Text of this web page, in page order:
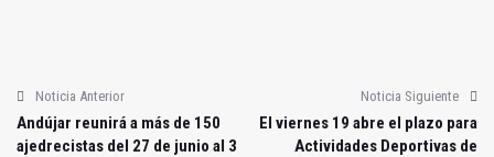
Noticia Anterior
Andújar reunirá a más de 150
ajedrecistas del 27 de junio al 3
Noticia Siguiente
El viernes 19 abre el plazo para
Actividades Deportivas de